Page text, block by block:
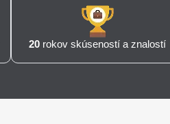
20 rokov skúseností a znalostí